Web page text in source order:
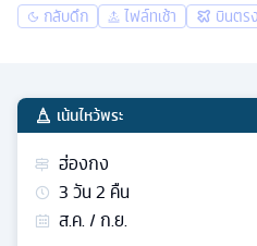
กลับดึก ไฟล์ทเช้า บินตรง
เน้นไหว้พระ
ฮ่องกง
3วัน2 คืน
ส.ค. / ก.ย.